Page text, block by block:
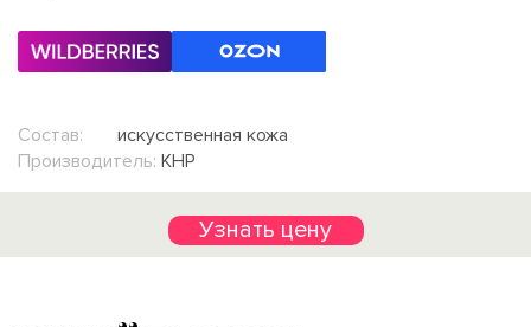
Состав:
искусственная кожа
Производитель: КНР
Узнать цену